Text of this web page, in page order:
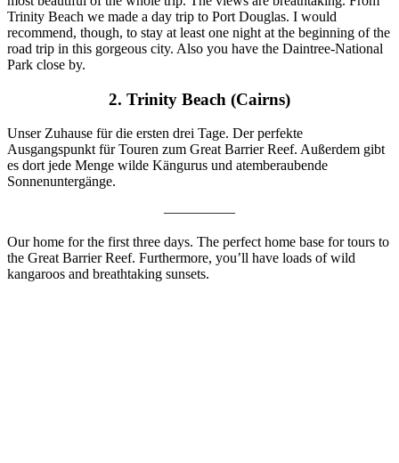
Trinity Beach we made a day trip to Port Douglas. I would
recommend, though, to stay at least one night at the beginning of the
road trip in this gorgeous city. Also you have the Daintree-National
Park close by.
2. Trinity Beach (Cairns)
Unser Zuhause für die ersten drei Tage. Der perfekte
Ausgangspunkt für Touren zum Great Barrier Reef. Außerdem gibt
es dort jede Menge wilde Kängurus und atemberaubende
Sonnenuntergänge.
—————
Our home for the first three days. The perfect home base for tours to
the Great Barrier Reef. Furthermore, you’ll have loads of wild
kangaroos and breathtaking sunsets.